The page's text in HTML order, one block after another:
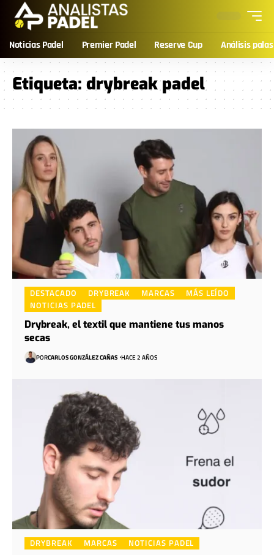
Noticias Padel Premier Padel Reserve Cup Análisis palas
Etiqueta: drybreak padel
DESTACADO DRYBREAK MARCAS
MÁS LEÍDO
NOTICIAS PADEL
Drybreak, el textil que mantiene tus manos
secas
PORCARLOS GONZÁLEZ CAÑAS HACE 2 AÑOS
DRYBREAK MARCAS NOTICIAS PADEL